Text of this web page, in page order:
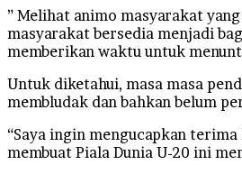
” Melihat animo masyarakat
masyarakat bersedia menjadi
memberikan waktu untuk
Untuk diketahui, masa masa
membludak dan bahkan belum
“Saya ingin mengucapkan
membuat Piala Dunia U-20 ini